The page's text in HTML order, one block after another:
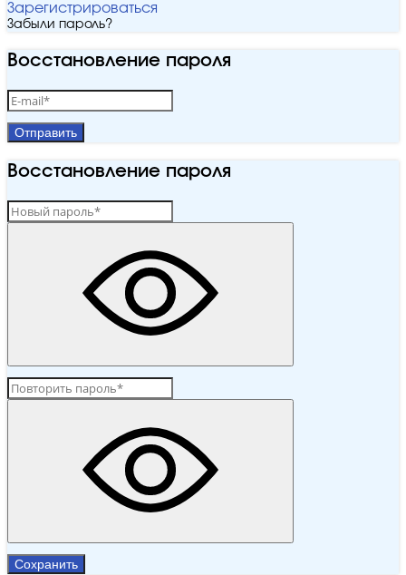
Зарегистрироваться
Забыли пароль?
Восстановление пароля
Отправить
Восстановление пароля
Сохранить